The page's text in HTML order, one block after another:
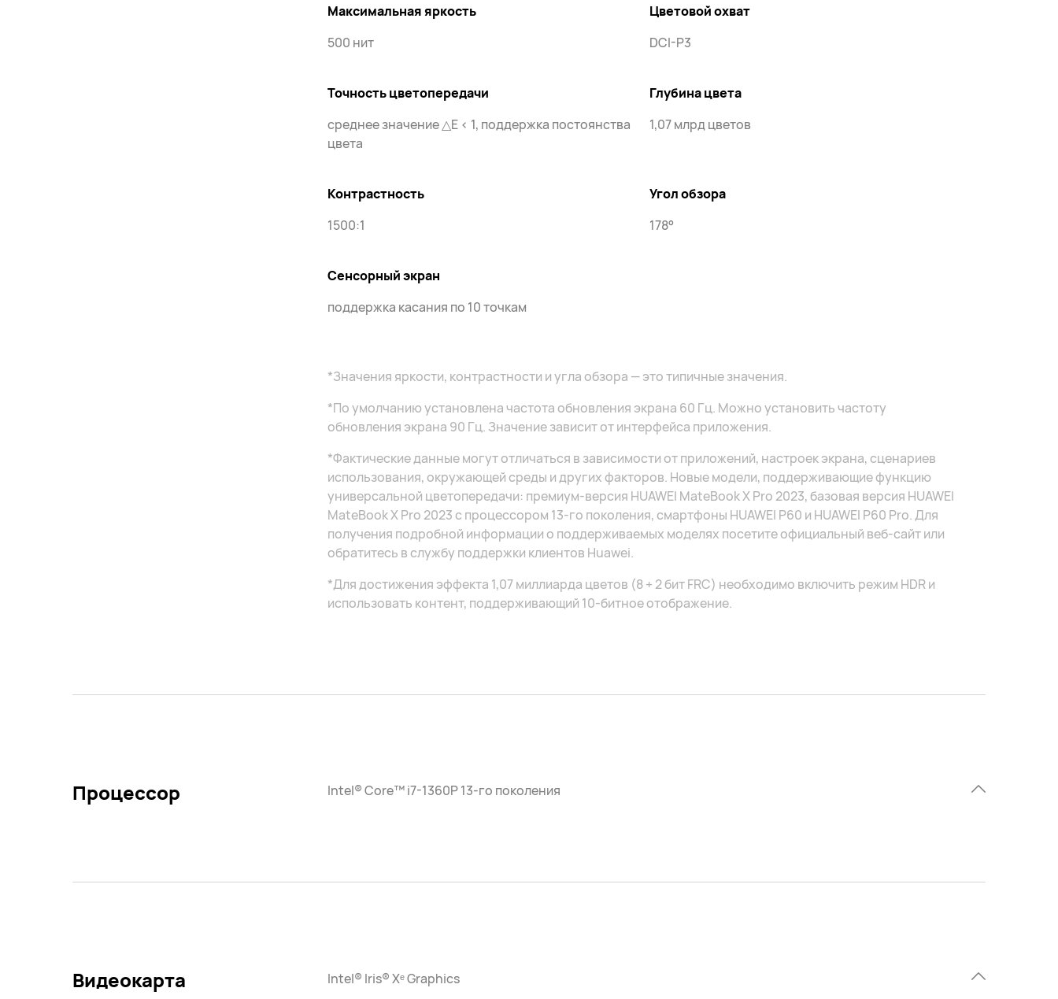
Максимальная яркость
500 нит
Цветовой охват
DCI-P3
Точность цветопередачи
среднее значение △E < 1, поддержка постоянства
цвета
Глубина цвета
1,07 млрд цветов
Контрастность
1500:1
Угол обзора
178°
Сенсорный экран
поддержка касания по 10 точкам
*Значения яркости, контрастности и угла обзора — это типичные значения.
*По умолчанию установлена частота обновления экрана 60 Гц. Можно установить частоту
обновления экрана 90 Гц. Значение зависит от интерфейса приложения.
*Фактические данные могут отличаться в зависимости от приложений, настроек экрана, сценариев
использования, окружающей среды и других факторов. Новые модели, поддерживающие функцию
универсальной цветопередачи: премиум-версия HUAWEI MateBook X Pro 2023, базовая версия HUAWEI
MateBook X Pro 2023 с процессором 13-го поколения, смартфоны HUAWEI P60 и HUAWEI P60 Pro. Для
получения подробной информации о поддерживаемых моделях посетите официальный веб-сайт или
обратитесь в службу поддержки клиентов Huawei.
*Для достижения эффекта 1,07 миллиарда цветов (8 + 2 бит FRC) необходимо включить режим HDR и
использовать контент, поддерживающий 10-битное отображение.
Процессор Intel® Core™ i7-1360P 13-го поколения
Видеокарта Intel® Iris® Xᵉ Graphics